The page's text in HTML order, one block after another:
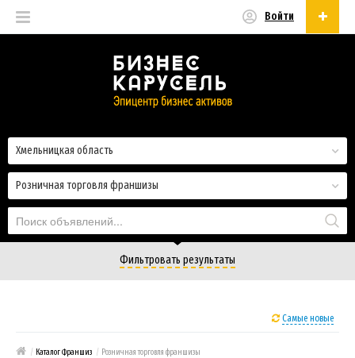
Войти
Розничная торговля франшизы
Хмельницкая область
Фильтровать результаты
Самые новые
/ Каталог Франшиз / Розничная торговля франшизы